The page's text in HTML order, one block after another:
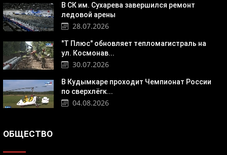
В СК им. Сухарева завершился ремонт
ледовой арены
28.07.2026
"Т Плюс" обновляет тепломагистраль на
ул. Космонав...
30.07.2026
В Кудымкаре проходит Чемпионат России
по сверхлёгк...
04.08.2026
ОБЩЕСТВО